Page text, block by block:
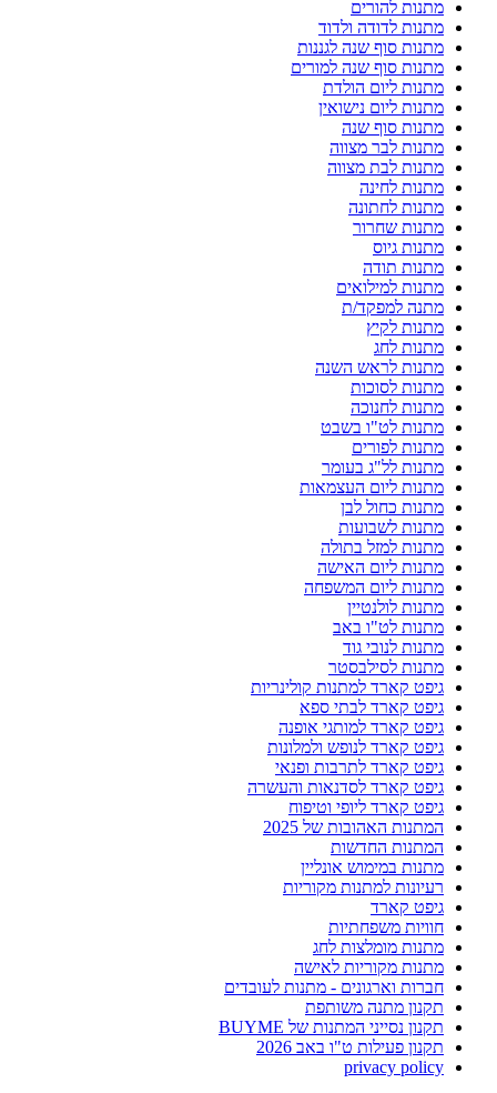
מתנות להורים
מתנות לדודה ולדוד
מתנות סוף שנה לגננות
מתנות סוף שנה למורים
מתנות ליום הולדת
מתנות ליום נישואין
מתנות סוף שנה
מתנות לבר מצווה
מתנות לבת מצווה
מתנות לחינה
מתנות לחתונה
מתנות שחרור
מתנות גיוס
מתנות תודה
מתנות למילואים
מתנה למפקד/ת
מתנות לקיץ
מתנות לחג
מתנות לראש השנה
מתנות לסוכות
מתנות לחנוכה
מתנות לט"ו בשבט
מתנות לפורים
מתנות לל"ג בעומר
מתנות ליום העצמאות
מתנות כחול לבן
מתנות לשבועות
מתנות למזל בתולה
מתנות ליום האישה
מתנות ליום המשפחה
מתנות לולנטיין
מתנות לט"ו באב
מתנות לנובי גוד
מתנות לסילבסטר
גיפט קארד למתנות קולינריות
גיפט קארד לבתי ספא
גיפט קארד למותגי אופנה
גיפט קארד לנופש ולמלונות
גיפט קארד לתרבות ופנאי
גיפט קארד לסדנאות והעשרה
גיפט קארד ליופי וטיפוח
המתנות האהובות של 2025
המתנות החדשות
מתנות במימוש אונליין
רעיונות למתנות מקוריות
גיפט קארד
חוויות משפחתיות
מתנות מומלצות לחג
מתנות מקוריות לאישה
חברות וארגונים - מתנות לעובדים
תקנון מתנה משותפת
תקנון נסייני המתנות של BUYME
תקנון פעילות ט"ו באב 2026
privacy policy